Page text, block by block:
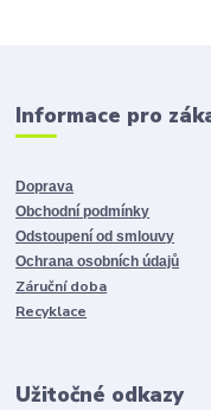
Informace pro
Doprava
Obchodní podmínky
Odstoupení od smlouvy
Ochrana osobních údajů
Záruční doba
Recyklace
Užitočné odkazy